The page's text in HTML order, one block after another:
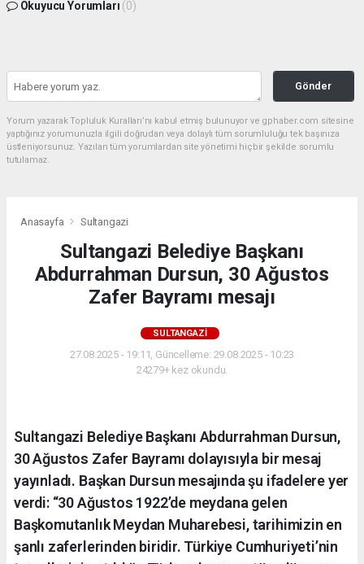
Okuyucu Yorumları (0)
Gönder
Yorum yazarak Topluluk Kuralları’nı kabul etmiş bulunuyor ve gphaber.com sitesine
yaptığınız yorumunuzla ilgili doğrudan veya dolaylı tüm sorumluluğu tek başınıza
üstleniyorsunuz. Yazılan tüm yorumlardan site yönetimi hiçbir şekilde sorumlu
tutulamaz.
Anasayfa Sultangazi
Sultangazi Belediye Başkanı
Abdurrahman Dursun, 30 Ağustos
Zafer Bayramı mesajı
SULTANGAZI
27.08.2025 - 19:11, Güncelleme: 29.08.2025 - 10:23
24279+ kez okundu.
Sultangazi Belediye Başkanı Abdurrahman Dursun,
30 Ağustos Zafer Bayramı dolayısıyla bir mesaj
yayınladı. Başkan Dursun mesajında şu ifadelere yer
verdi: “30 Ağustos 1922’de meydana gelen
Başkomutanlık Meydan Muharebesi, tarihimizin en
şanlı zaferlerinden biridir. Türkiye Cumhuriyeti’nin